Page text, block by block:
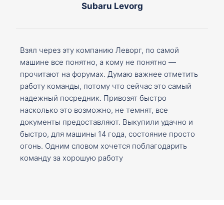
Subaru Levorg
Взял через эту компанию Леворг, по самой
машине все понятно, а кому не понятно —
прочитают на форумах. Думаю важнее отметить
работу команды, потому что сейчас это самый
надежный посредник. Привозят быстро
насколько это возможно, не темнят, все
документы предоставляют. Выкупили удачно и
быстро, для машины 14 года, состояние просто
огонь. Одним словом хочется поблагодарить
команду за хорошую работу